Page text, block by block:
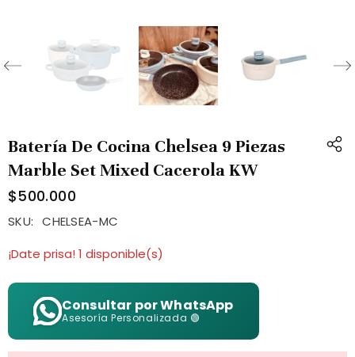
Batería De Cocina Chelsea 9 Piezas
Marble Set Mixed Cacerola KW
$500.000
SKU: CHELSEA-MC
¡Date prisa! 1 disponible(s)
Consultar por WhatsApp
Asesoría Personalizada 🟢